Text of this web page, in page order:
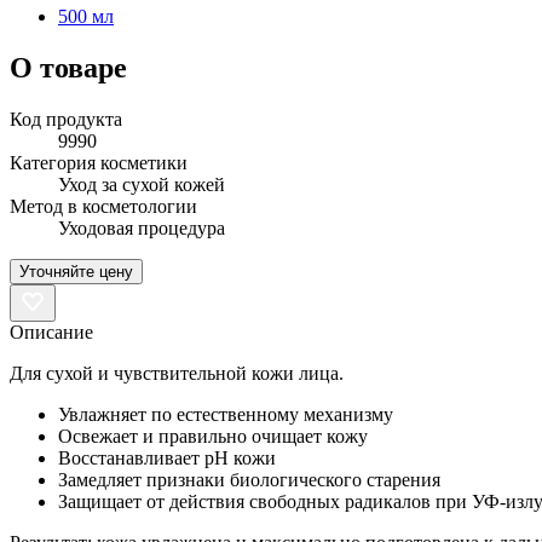
500 мл
О товаре
Код продукта
9990
Категория косметики
Уход за сухой кожей
Метод в косметологии
Уходовая процедура
Уточняйте цену
Описание
Для сухой и чувствительной кожи лица.
Увлажняет по естественному механизму
Освежает и правильно очищает кожу
Восстанавливает рН кожи
Замедляет признаки биологического старения
Защищает от действия свободных радикалов при УФ-